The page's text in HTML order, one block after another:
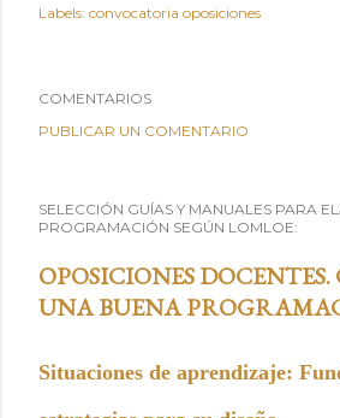
Labels: convocatoria oposiciones
COMENTARIOS
PUBLICAR UN COMENTARIO
SELECCIÓN GUÍAS Y MANUALES PARA
PROGRAMACIÓN SEGÚN LOMLOE:
OPOSICIONES
UNA BUENA
Situaciones de aprendizaje: